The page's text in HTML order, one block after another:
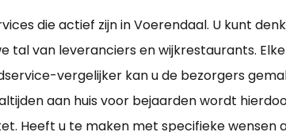
die actief zijn in Voerendaal. U kunt
tal van leveranciers en wijkrestaurants.
vergelijker kan u de bezorgers
aan huis voor bejaarden wordt
Heeft u te maken met specifieke wensen